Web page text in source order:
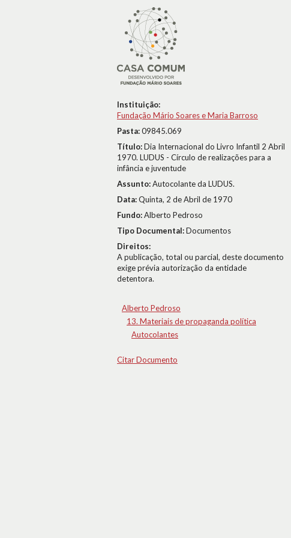
Instituição:
Fundação Mário Soares e Maria Barroso
Pasta:09845.069
Título:Dia Internacional do Livro Infantil 2 Abril
1970. LUDUS - Círculo de realizações para a
infância e juventude
Assunto:Autocolante da LUDUS.
Data:Quinta, 2 de Abril de 1970
Fundo:Alberto Pedroso
Tipo Documental:Documentos
Direitos:
A publicação, total ou parcial, deste documento
exige prévia autorização da entidade
detentora.
Alberto Pedroso
13. Materiais de propaganda política
Autocolantes
Citar Documento